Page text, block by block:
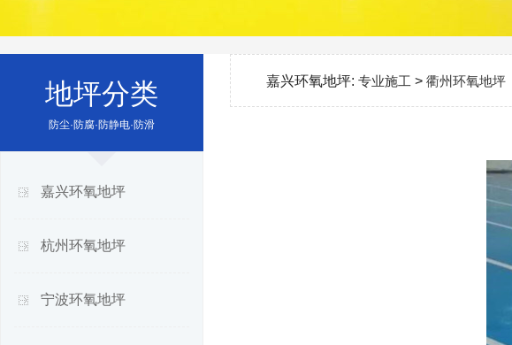
地坪分类
防尘·防腐·防静电·防滑
嘉兴环氧地坪
杭州环氧地坪
宁波环氧地坪
嘉兴环氧地坪: 专业施工 > 衢州环氧地坪